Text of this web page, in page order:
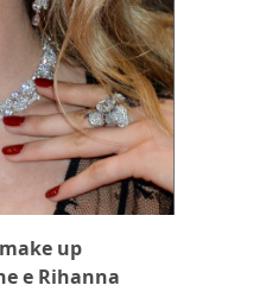
up
e Rihanna